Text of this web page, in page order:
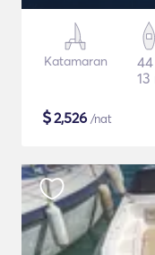
Katamaran
13
$2,526 /nat